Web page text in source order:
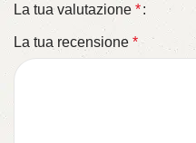
La tua valutazione *
La tua recensione *